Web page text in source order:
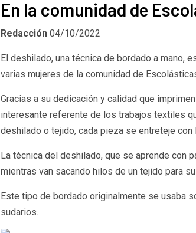
En la comunidad de
Redacción 04/10/2022
El deshilado, una técnica de bordado a mano,
varias mujeres de la comunidad de
Gracias a su dedicación y calidad que
interesante referente de los trabajos textiles
deshilado o tejido, cada pieza se entreteje
La técnica del deshilado, que se aprende con
mientras van sacando hilos de un tejido para
Este tipo de bordado originalmente se usaba
sudarios.